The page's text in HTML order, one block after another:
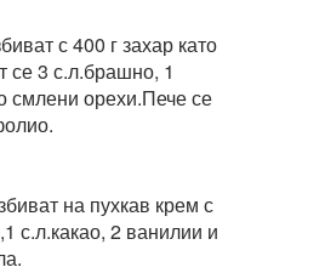
с 400 г захар като
се 3 с.л.брашно, 1
смлени орехи.Пече се
на пухкав крем с
с.л.какао, 2 ванилии и